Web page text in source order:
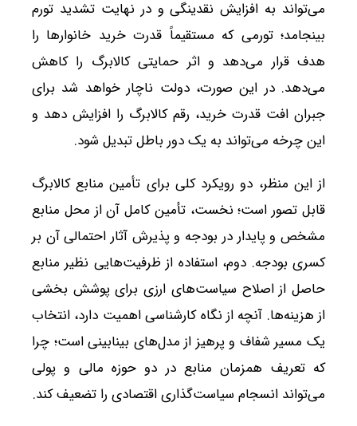
می‌تواند به افزایش نقدینگی و در نهایت تشدید تورم
بینجامد؛ تورمی که مستقیماً قدرت خرید خانوارها را
هدف قرار می‌دهد و اثر حمایتی کالابرگ را کاهش
می‌دهد. در این صورت، دولت ناچار خواهد شد برای
جبران افت قدرت خرید، رقم کالابرگ را افزایش دهد و
این چرخه می‌تواند به یک دور باطل تبدیل شود.
از این منظر، دو رویکرد کلی برای تأمین منابع کالابرگ
قابل تصور است؛ نخست، تأمین کامل آن از محل منابع
مشخص و پایدار در بودجه و پذیرش آثار احتمالی آن بر
کسری بودجه. دوم، استفاده از ظرفیت‌هایی نظیر منابع
حاصل از اصلاح سیاست‌های ارزی برای پوشش بخشی
از هزینه‌ها. آنچه از نگاه کارشناسی اهمیت دارد، انتخاب
یک مسیر شفاف و پرهیز از مدل‌های بینابینی است؛ چرا
که تعریف همزمان منابع در دو حوزه مالی و پولی
می‌تواند انسجام سیاست‌گذاری اقتصادی را تضعیف کند.